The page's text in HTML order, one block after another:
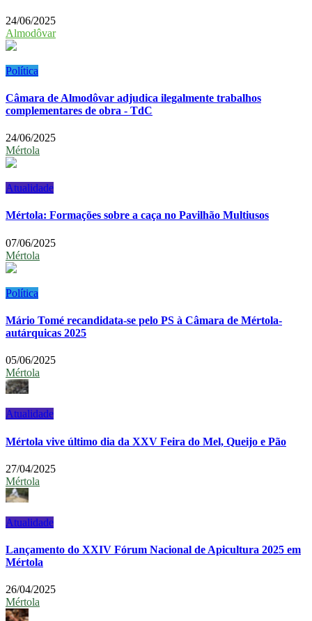
24/06/2025
Almodôvar
Política
Câmara de Almodôvar adjudica ilegalmente trabalhos
complementares de obra - TdC
24/06/2025
Mértola
Atualidade
Mértola: Formações sobre a caça no Pavilhão Multiusos
07/06/2025
Mértola
Política
Mário Tomé recandidata-se pelo PS à Câmara de Mértola-
autárquicas 2025
05/06/2025
Mértola
Atualidade
Mértola vive último dia da XXV Feira do Mel, Queijo e Pão
27/04/2025
Mértola
Atualidade
Lançamento do XXIV Fórum Nacional de Apicultura 2025 em
Mértola
26/04/2025
Mértola